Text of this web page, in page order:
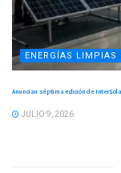
ENERGÍAS LIMPIAS
Anuncian séptima edición de
JULIO 9, 2026